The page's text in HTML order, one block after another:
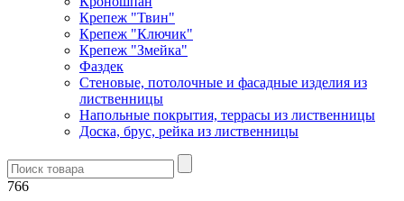
Крепеж "Твин"
Крепеж "Ключик"
Крепеж "Змейка"
Фаздек
Стеновые, потолочные и фасадные изделия из
лиственницы
Напольные покрытия, террасы из лиственницы
Доска, брус, рейка из лиственницы
766